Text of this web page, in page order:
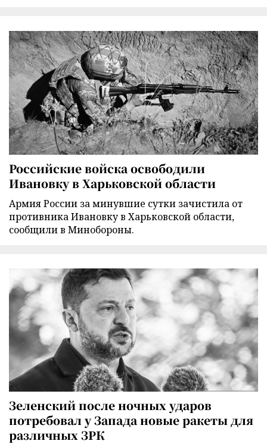
Российские войска освободили
Ивановку в Харьковской области
Армия России за минувшие сутки зачистила от
противника Ивановку в Харьковской области,
сообщили в Минобороны.
Зеленский после ночных ударов
потребовал у Запада новые ракеты для
различных ЗРК